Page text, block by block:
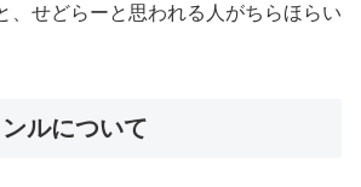
、せどらーと思われる人がちらほらい
ルについて